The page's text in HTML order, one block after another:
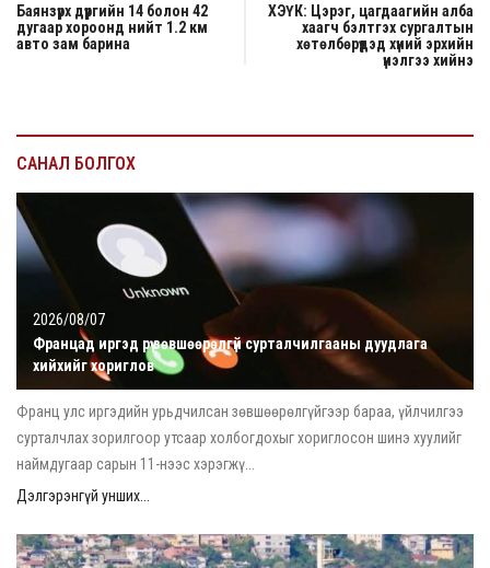
Баянзүрх дүүргийн 14 болон 42
дугаар хороонд нийт 1.2 км
авто зам барина
ХЭҮК: Цэрэг, цагдаагийн алба
хаагч бэлтгэх сургалтын
хөтөлбөрүүдэд хүний эрхийн
үнэлгээ хийнэ
САНАЛ БОЛГОХ
2026/08/07
Францад иргэд рүү зөвшөөрөлгүй сурталчилгааны дуудлага
хийхийг хориглов
Франц улс иргэдийн урьдчилсан зөвшөөрөлгүйгээр бараа, үйлчилгээ
сурталчлах зорилгоор утсаар холбогдохыг хориглосон шинэ хуулийг
наймдугаар сарын 11-нээс хэрэгжү...
Дэлгэрэнгүй унших...